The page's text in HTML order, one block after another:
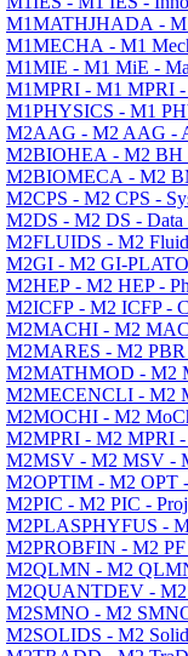
M1MATHJHADA -
M1MECHA - M1
M1MIE - M1 MiE -
M1MPRI - M1 MPRI -
M1PHYSICS - M1
M2AAG - M2 AAG -
M2BIOHEA - M2 BH
M2BIOMECA - M2
M2CPS - M2 CPS -
M2DS - M2 DS - Data
M2FLUIDS - M2
M2GI - M2 GI-PLATO
M2HEP - M2 HEP -
M2ICFP - M2 ICFP -
M2MACHI - M2
M2MARES - M2 PBR
M2MATHMOD - M2
M2MECENCLI - M2
M2MOCHI - M2
M2MPRI - M2 MPRI -
M2MSV - M2 MSV -
M2OPTIM - M2 OPT
M2PIC - M2 PIC -
M2PLASPHYFUS -
M2PROBFIN - M2 PF
M2QLMN - M2
M2QUANTDEV - M2
M2SMNO - M2
M2SOLIDS - M2